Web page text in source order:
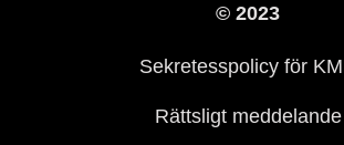
© 2023
Sekretesspolicy för
Rättsligt meddelande